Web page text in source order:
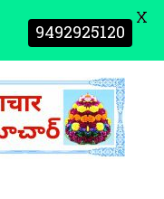
9492925120 X